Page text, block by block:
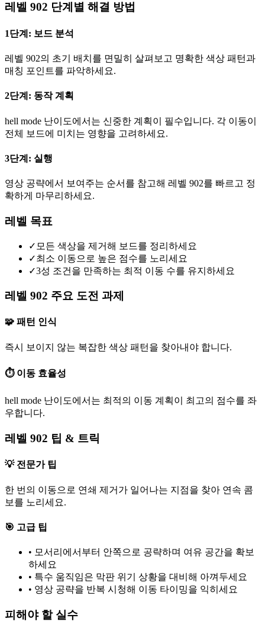
레벨 902 단계별 해결 방법
1단계: 보드 분석
레벨 902의 초기 배치를 면밀히 살펴보고 명확한 색상 패턴과
매칭 포인트를 파악하세요.
2단계: 동작 계획
hell mode 난이도에서는 신중한 계획이 필수입니다. 각 이동이
전체 보드에 미치는 영향을 고려하세요.
3단계: 실행
영상 공략에서 보여주는 순서를 참고해 레벨 902를 빠르고 정
확하게 마무리하세요.
레벨 목표
✓ 모든 색상을 제거해 보드를 정리하세요
✓최소 이동으로 높은 점수를 노리세요
✓3성 조건을 만족하는 최적 이동 수를 유지하세요
레벨 902 주요 도전 과제
🧩 패턴 인식
즉시 보이지 않는 복잡한 색상 패턴을 찾아내야 합니다.
⏱️ 이동 효율성
hell mode 난이도에서는 최적의 이동 계획이 최고의 점수를 좌
우합니다.
레벨 902 팁 & 트릭
💡 전문가 팁
한 번의 이동으로 연쇄 제거가 일어나는 지점을 찾아 연속 콤
보를 노리세요.
🎯 고급 팁
• 모서리에서부터 안쪽으로 공략하며 여유 공간을 확보
하세요
• 특수 움직임은 막판 위기 상황을 대비해 아껴두세요
• 영상 공략을 반복 시청해 이동 타이밍을 익히세요
피해야 할 실수